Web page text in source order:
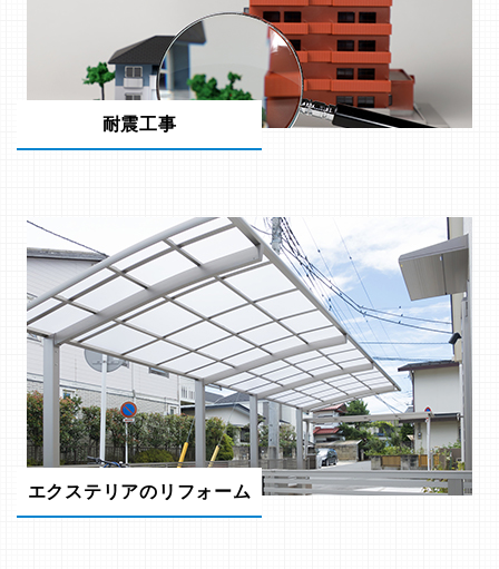
耐震工事
エクステリアのリフォーム